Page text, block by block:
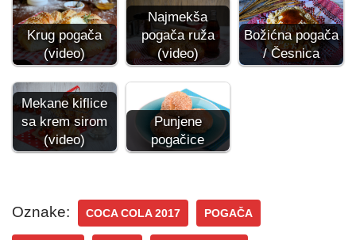
Krug pogača
(video)
Najmekša
pogača ruža
(video)
Božićna pogača
/ Česnica
Mekane kiflice
sa krem sirom
(video)
Punjene
pogačice
Oznake: COCA COLA 2017 POGAČA